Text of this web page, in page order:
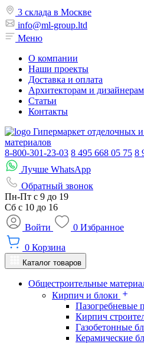
3 склада в Москве
info@ml-group.ltd
Меню
О компании
Наши проекты
Доставка и оплата
Архитекторам и дизайнерам
Статьи
Контакты
Гипермаркет отделочных
материалов
8-800-301-23-03 8 495 668 05 75 8
Лучше WhatsApp
Обратный звонок
Пн-Пт с 9 до 19
Сб с 10 до 16
Войти
0 Избранное
0 Корзина
Каталог товаров
Общестроительные
Кирпич и блоки
Пазогребневые
Кирпич
Газобетонные
Керамические